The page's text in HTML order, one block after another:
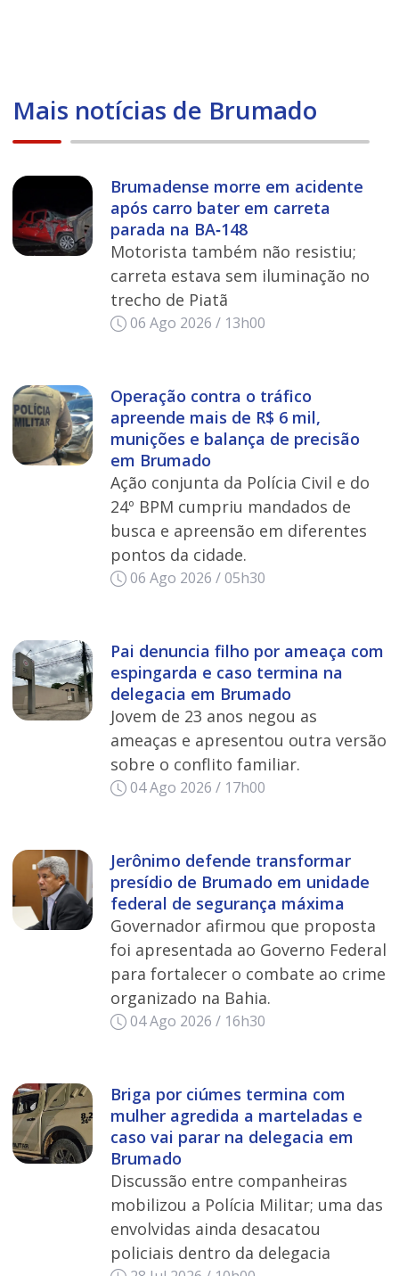
Mais notícias de Brumado
Brumadense morre em acidente
após carro bater em carreta
parada na BA‑148
Motorista também não resistiu;
carreta estava sem iluminação no
trecho de Piatã
06 Ago 2026 / 13h00
Operação contra o tráfico
apreende mais de R$ 6 mil,
munições e balança de precisão
em Brumado
Ação conjunta da Polícia Civil e do
24º BPM cumpriu mandados de
busca e apreensão em diferentes
pontos da cidade.
06 Ago 2026 / 05h30
Pai denuncia filho por ameaça com
espingarda e caso termina na
delegacia em Brumado
Jovem de 23 anos negou as
ameaças e apresentou outra versão
sobre o conflito familiar.
04 Ago 2026 / 17h00
Jerônimo defende transformar
presídio de Brumado em unidade
federal de segurança máxima
Governador afirmou que proposta
foi apresentada ao Governo Federal
para fortalecer o combate ao crime
organizado na Bahia.
04 Ago 2026 / 16h30
Briga por ciúmes termina com
mulher agredida a marteladas e
caso vai parar na delegacia em
Brumado
Discussão entre companheiras
mobilizou a Polícia Militar; uma das
envolvidas ainda desacatou
policiais dentro da delegacia